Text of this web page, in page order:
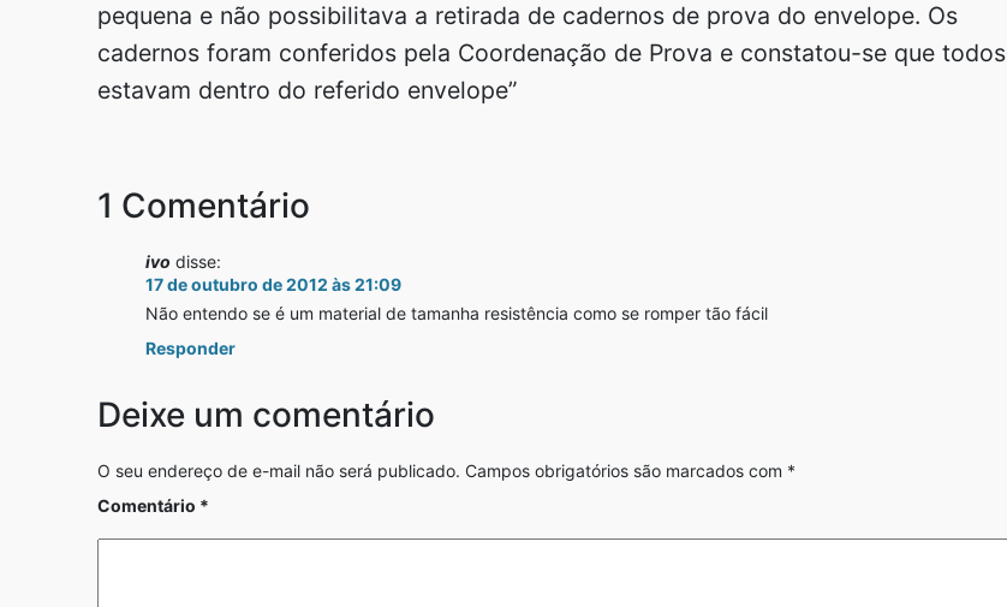
pequena e não possibilitava a retirada de cadernos de prova do envelope. Os
cadernos foram conferidos pela Coordenação de Prova e constatou-se que todos
estavam dentro do referido envelope”
1 Comentário
ivo disse:
17 de outubro de 2012 às 21:09
Não entendo se é um material de tamanha resistência como se romper tão fácil
Responder
Deixe um comentário
O seu endereço de e-mail não será publicado. Campos obrigatórios são marcados com *
Comentário *